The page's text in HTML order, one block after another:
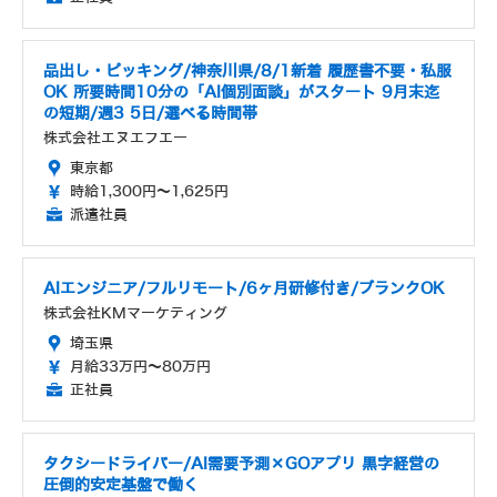
品出し・ピッキング/神奈川県/8/1新着 履歴書不要・私服
OK 所要時間10分の「AI個別面談」がスタート 9月末迄
の短期/週3 5日/選べる時間帯
株式会社エヌエフエー
東京都
時給1,300円～1,625円
派遣社員
AIエンジニア/フルリモート/6ヶ月研修付き/ブランクOK
株式会社KMマーケティング
埼玉県
月給33万円～80万円
正社員
タクシードライバー/AI需要予測×GOアプリ 黒字経営の
圧倒的安定基盤で働く